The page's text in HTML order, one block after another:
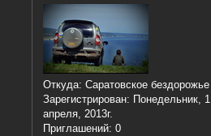
Откуда: Саратовское бездорожье
Зарегистрирован: Понедельник, 1
апреля, 2013г.
Приглашений: 0